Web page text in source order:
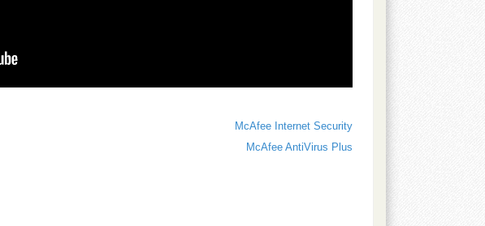
McAfee Internet Security
McAfee AntiVirus Plus